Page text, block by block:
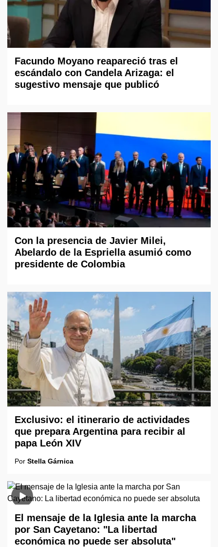
Facundo Moyano reapareció tras el
escándalo con Candela Arizaga: el
sugestivo mensaje que publicó
Con la presencia de Javier Milei,
Abelardo de la Espriella asumió como
presidente de Colombia
Exclusivo: el itinerario de actividades
que prepara Argentina para recibir al
papa León XIV
Por Stella Gárnica
El mensaje de la Iglesia ante la marcha
por San Cayetano: "La libertad
económica no puede ser absoluta"